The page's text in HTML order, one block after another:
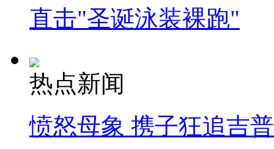
直击"圣诞泳装裸跑"
热点新闻
愤怒母象 携子狂追吉